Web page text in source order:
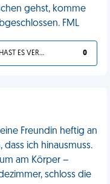
gehst, komme
FML
DU HAST ES VERDIENT 0
Freundin heftig an
ich hinausmuss.
am Körper –
schloss die